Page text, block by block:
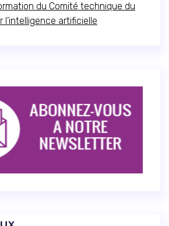
du Comité technique du
l’intelligence artificielle